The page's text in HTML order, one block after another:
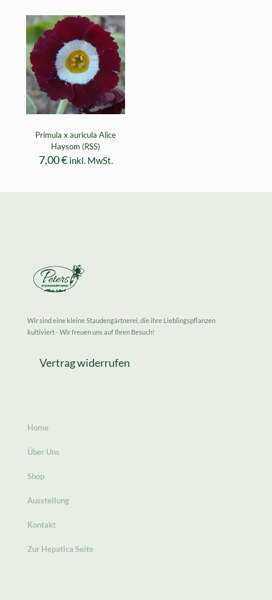
Primula x auricula Alice
Haysom (RSS)
7,00€ inkl. MwSt.
Wir sind eine kleine Staudengärtnerei, die ihre Lieblingspflanzen
kultiviert - Wir freuen uns auf Ihren Besuch!
Vertrag widerrufen
Home
Über Uns
Shop
Ausstellung
Kontakt
Zur Hepatica Seite